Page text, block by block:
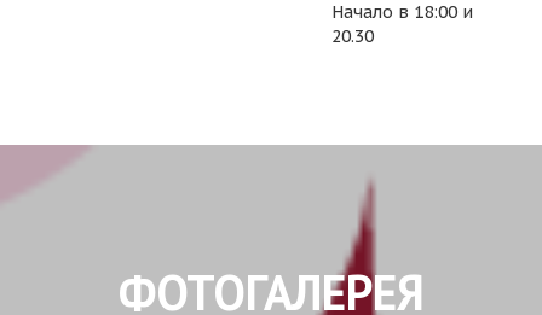
Начало в 18:00 и
20.30
ФОТОГАЛЕРЕЯ